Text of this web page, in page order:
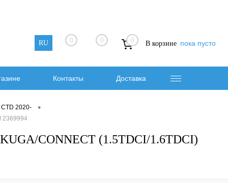
RU 0 0 0 В корзине пока пусто
Контакты Доставка
CTD 2020- •
2369994
CONNECT (1.5TDCI/1.6TDCI)